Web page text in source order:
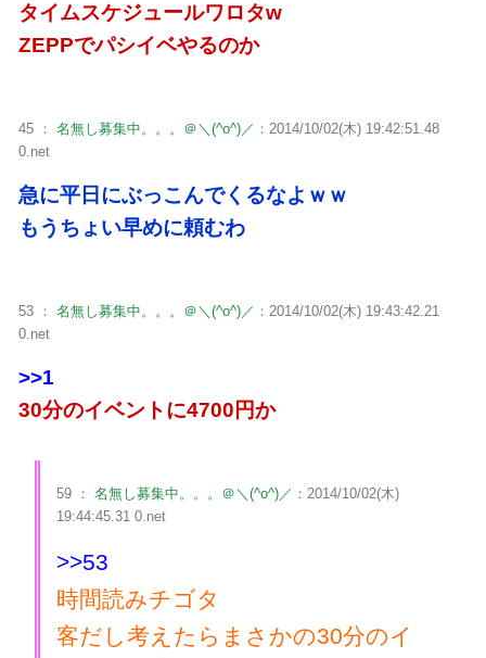
タイムスケジュールワロタw
ZEPPでパシイベやるのか
45 ： 名無し募集中。。。＠＼(^o^)／ ：2014/10/02(木) 19:42:51.48
0.net
急に平日にぶっこんでくるなよｗｗ
もうちょい早めに頼むわ
53 ： 名無し募集中。。。＠＼(^o^)／ ：2014/10/02(木) 19:43:42.21
0.net
>>1
30分のイベントに4700円か
59 ： 名無し募集中。。。＠＼(^o^)／ ：2014/10/02(木)
19:44:45.31 0.net
>>53
時間読みチゴタ
客だし考えたらまさかの30分のイ